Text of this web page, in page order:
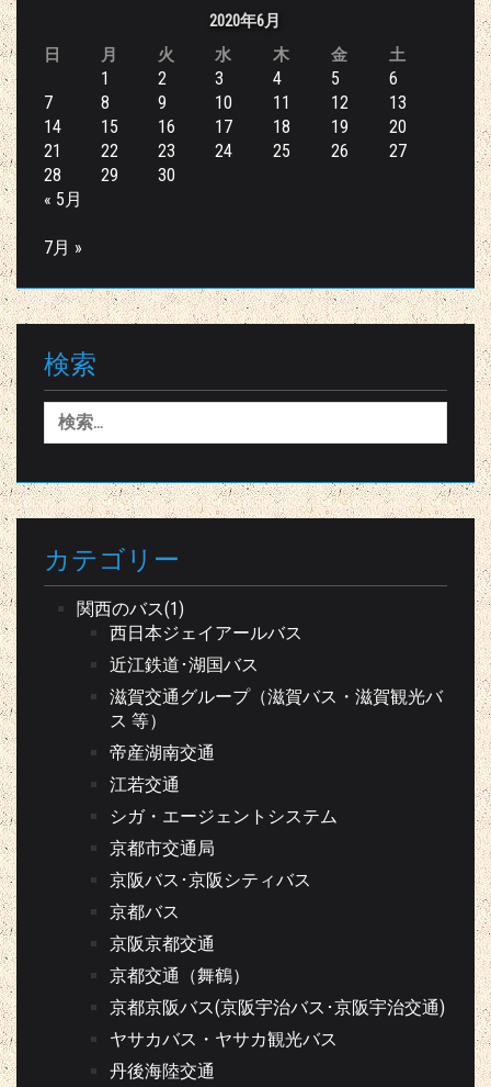
2020年6月
日
月 火 水 木 金 土
1 2 3 4 5
6
7
8 9 10 11 12
13
14
15 16 17 18 19
20
21
22 23 24 25 26
27
28
29
30
« 5月
7月 »
検索
検
索:
カテゴリー
関西のバス(1)
西日本ジェイアールバス
近江鉄道･湖国バス
滋賀交通グループ（滋賀バス・滋賀観光バ
ス 等）
帝産湖南交通
江若交通
シガ・エージェントシステム
京都市交通局
京阪バス･京阪シティバス
京都バス
京阪京都交通
京都交通（舞鶴）
京都京阪バス(京阪宇治バス･京阪宇治交通)
ヤサカバス・ヤサカ観光バス
丹後海陸交通